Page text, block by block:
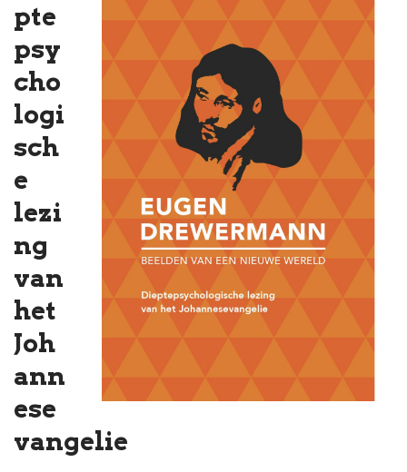
pte
psy
cho
logi
sch
e
lezi
ng
van
het
Joh
ann
ese
vangelie